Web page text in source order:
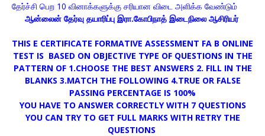
தேர்ச்சி பெற 10 வினாக்களுக்கு சரியான விடை அளிக்க வேண்டும்
ஆன்லைன் தேர்வு தயாரிப்பு இரா.கோபிநாத் இடைநிலை ஆசிரியர்
THIS E CERTIFICATE FORMATIVE ASSESSMENT FA B ONLINE
TEST IS BASED ON OBJECTIVE TYPE OF QUESTIONS IN THE
PATTERN OF 1.CHOOSE THE BEST ANSWERS 2. FILL IN THE
BLANKS 3.MATCH THE FOLLOWING 4.TRUE OR FALSE
PASSING PERCENTAGE IS 100%
YOU HAVE TO ANSWER CORRECTLY WITH 7 QUESTIONS
YOU CAN TRY TO GET FULL MARKS WITH RETRY THE
QUESTIONS